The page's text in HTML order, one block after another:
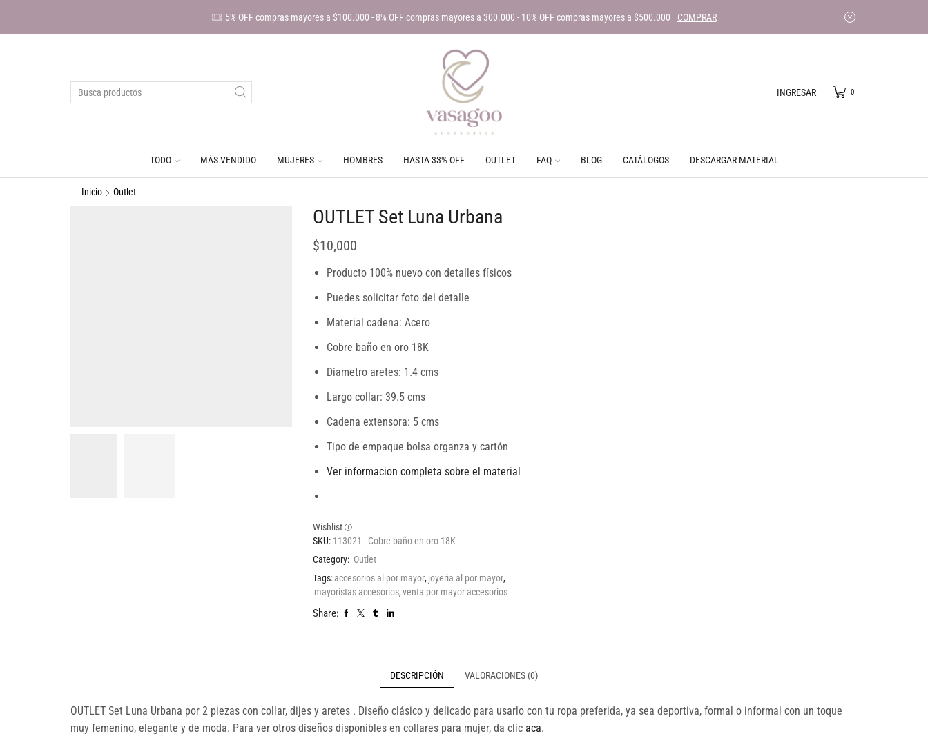
5% OFF compras mayores a $100.000 - 8% OFF compras mayores a 300.000 - 10% OFF compras mayores a $500.000 COMPRAR
INGRESAR 0
TODO MÁS VENDIDO MUJERES HOMBRES HASTA 33% OFF OUTLET FAQ BLOG CATÁLOGOS DESCARGAR MATERIAL
Inicio Outlet
OUTLET Set Luna Urbana
$10,000
Producto 100% nuevo con detalles físicos
Puedes solicitar foto del detalle
Material cadena: Acero
Cobre baño en oro 18K
Diametro aretes: 1.4 cms
Largo collar: 39.5 cms
Cadena extensora: 5 cms
Tipo de empaque bolsa organza y cartón
Ver informacion completa sobre el material
Wishlist
SKU: 113021 - Cobre baño en oro 18K
Category: Outlet
Tags:accesorios al por mayor,joyeria al por mayor,
mayoristas accesorios,venta por mayor accesorios
Share:
DESCRIPCIÓN VALORACIONES (0)
OUTLET Set Luna Urbana por 2 piezas con collar, dijes y aretes . Diseño clásico y delicado para usarlo con tu ropa preferida, ya sea deportiva, formal o informal con un toque
muy femenino, elegante y de moda. Para ver otros diseños disponibles en collares para mujer, da clic aca.